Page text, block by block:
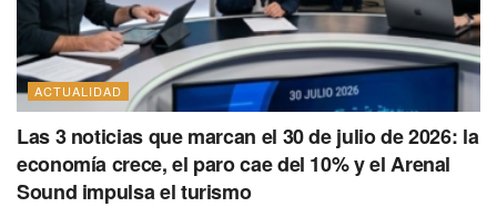
ACTUALIDAD
Las 3 noticias que marcan el 30 de julio de 2026: la
economía crece, el paro cae del 10% y el Arenal
Sound impulsa el turismo